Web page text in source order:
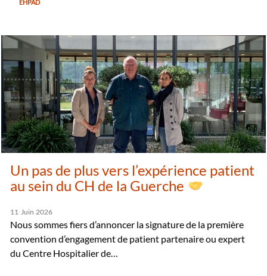
EHPAD
Un pas de plus vers l’expérience patient
au sein du CH de la Guerche
11 Juin 2026
Nous sommes fiers d’annoncer la signature de la première
convention d’engagement de patient partenaire ou expert
du Centre Hospitalier de…